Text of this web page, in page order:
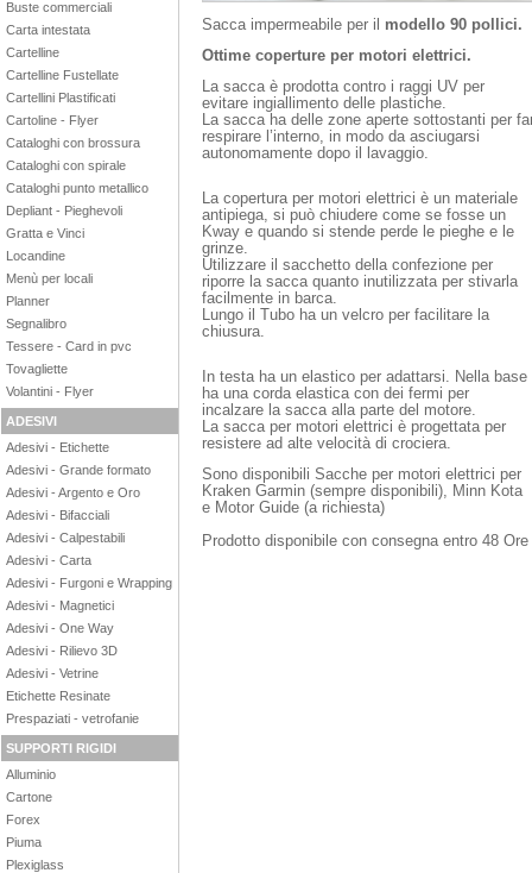
Buste commerciali
Carta intestata
Cartelline
Cartelline Fustellate
Cartellini Plastificati
Cartoline - Flyer
Cataloghi con brossura
Cataloghi con spirale
Cataloghi punto metallico
Depliant - Pieghevoli
Gratta e Vinci
Locandine
Menù per locali
Planner
Segnalibro
Tessere - Card in pvc
Tovagliette
Volantini - Flyer
ADESIVI
Adesivi - Etichette
Adesivi - Grande formato
Adesivi - Argento e Oro
Adesivi - Bifacciali
Adesivi - Calpestabili
Adesivi - Carta
Adesivi - Furgoni e Wrapping
Adesivi - Magnetici
Adesivi - One Way
Adesivi - Rilievo 3D
Adesivi - Vetrine
Etichette Resinate
Prespaziati - vetrofanie
SUPPORTI RIGIDI
Alluminio
Cartone
Forex
Piuma
Plexiglass
Sacca impermeabile per il modello 90 pollici.
Ottime coperture per motori elettrici.
La sacca è prodotta contro i raggi UV per
evitare ingiallimento delle plastiche.
La sacca ha delle zone aperte sottostanti per
respirare l’interno, in modo da asciugarsi
autonomamente dopo il lavaggio.
La copertura per motori elettrici è un materiale
antipiega, si può chiudere come se fosse un
Kway e quando si stende perde le pieghe e le
grinze.
Utilizzare il sacchetto della confezione per
riporre la sacca quanto inutilizzata per stivarla
facilmente in barca.
Lungo il Tubo ha un velcro per facilitare la
chiusura.
In testa ha un elastico per adattarsi. Nella base
ha una corda elastica con dei fermi per
incalzare la sacca alla parte del motore.
La sacca per motori elettrici è progettata per
resistere ad alte velocità di crociera.
Sono disponibili Sacche per motori elettrici per
Kraken Garmin (sempre disponibili), Minn Kota
e Motor Guide (a richiesta)
Prodotto disponibile con consegna entro 48 Ore